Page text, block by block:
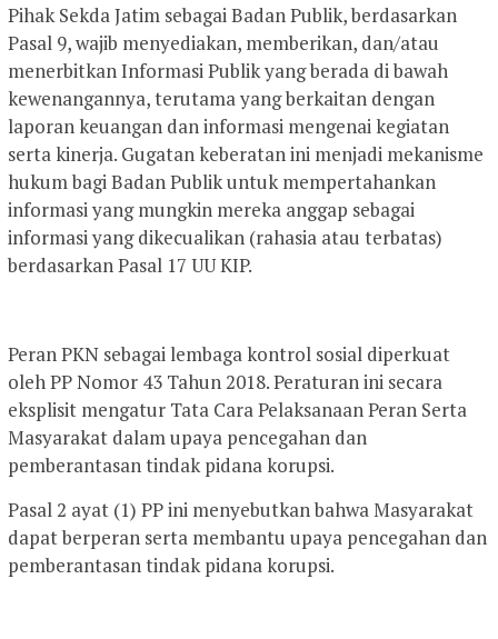
Pihak Sekda Jatim sebagai Badan Publik, berdasarkan
Pasal 9, wajib menyediakan, memberikan, dan/atau
menerbitkan Informasi Publik yang berada di bawah
kewenangannya, terutama yang berkaitan dengan
laporan keuangan dan informasi mengenai kegiatan
serta kinerja. Gugatan keberatan ini menjadi mekanisme
hukum bagi Badan Publik untuk mempertahankan
informasi yang mungkin mereka anggap sebagai
informasi yang dikecualikan (rahasia atau terbatas)
berdasarkan Pasal 17 UU KIP.
Peran PKN sebagai lembaga kontrol sosial diperkuat
oleh PP Nomor 43 Tahun 2018. Peraturan ini secara
eksplisit mengatur Tata Cara Pelaksanaan Peran Serta
Masyarakat dalam upaya pencegahan dan
pemberantasan tindak pidana korupsi.
Pasal 2 ayat (1) PP ini menyebutkan bahwa Masyarakat
dapat berperan serta membantu upaya pencegahan dan
pemberantasan tindak pidana korupsi.